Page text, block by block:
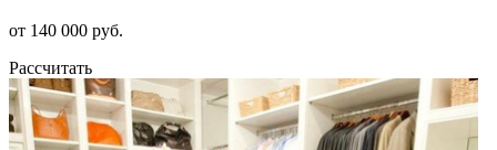
от 140 000 руб.
Рассчитать